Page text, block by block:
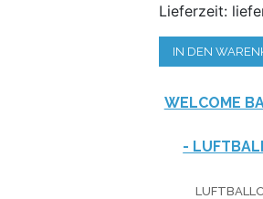
Lieferzeit:
IN DEN
WELCOME
-